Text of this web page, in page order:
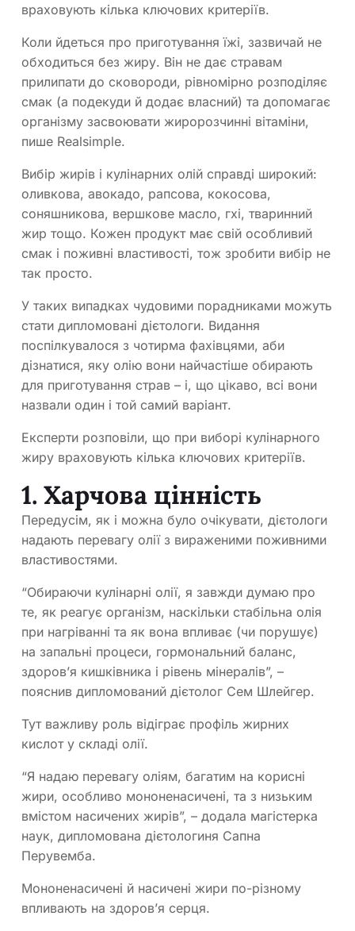
враховують кілька ключових критеріїв.
Коли йдеться про приготування їжі, зазвичай не
обходиться без жиру. Він не дає стравам
прилипати до сковороди, рівномірно розподіляє
смак (а подекуди й додає власний) та допомагає
організму засвоювати жиророзчинні вітаміни,
пише Realsimple.
Вибір жирів і кулінарних олій справді широкий:
оливкова, авокадо, рапсова, кокосова,
соняшникова, вершкове масло, гхі, тваринний
жир тощо. Кожен продукт має свій особливий
смак і поживні властивості, тож зробити вибір не
так просто.
У таких випадках чудовими порадниками можуть
стати дипломовані дієтологи. Видання
поспілкувалося з чотирма фахівцями, аби
дізнатися, яку олію вони найчастіше обирають
для приготування страв – і, що цікаво, всі вони
назвали один і той самий варіант.
Експерти розповіли, що при виборі кулінарного
жиру враховують кілька ключових критеріїв.
1. Харчова цінність
Передусім, як і можна було очікувати, дієтологи
надають перевагу олії з вираженими поживними
властивостями.
“Обираючи кулінарні олії, я завжди думаю про
те, як реагує організм, наскільки стабільна олія
при нагріванні та як вона впливає (чи порушує)
на запальні процеси, гормональний баланс,
здоров’я кишківника і рівень мінералів”, –
пояснив дипломований дієтолог Сем Шлейгер.
Тут важливу роль відіграє профіль жирних
кислот у складі олії.
“Я надаю перевагу оліям, багатим на корисні
жири, особливо мононенасичені, та з низьким
вмістом насичених жирів”, – додала магістерка
наук, дипломована дієтологиня Сапна
Перувемба.
Мононенасичені й насичені жири по-різному
впливають на здоров’я серця.